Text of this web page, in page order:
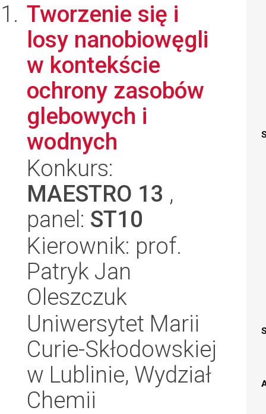
Tworzenie się i
losy nanobiowęgli
w kontekście
ochrony zasobów
glebowych i
wodnych
Konkurs:
MAESTRO 13 ,
panel: ST10
Kierownik: prof.
Patryk Jan
Oleszczuk
Uniwersytet Marii
Curie-Skłodowskiej
w Lublinie, Wydział
Chemii